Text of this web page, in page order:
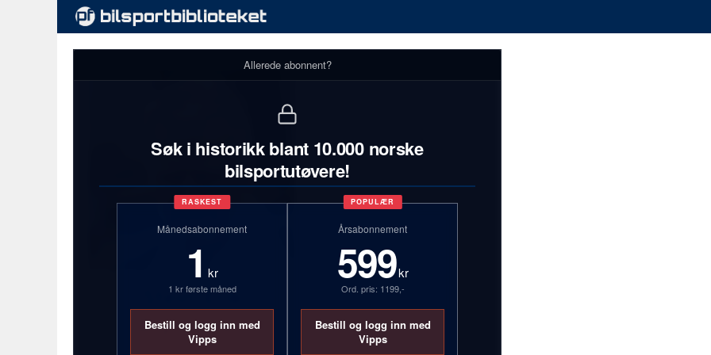
Stein-Erik
Brynildsen
Allerede abonnent?
Søk i historikk blant 10.000 norske
bilsportutøvere!
RASKEST
Månedsabonnement
1 kr
1 kr første måned
Bestill og logg inn med
Vipps
POPULÆR
Årsabonnement
599kr
Ord. pris: 1199,-
Bestill og logg inn med
Vipps